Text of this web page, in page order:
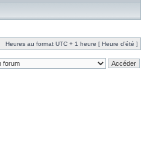
Heures au format UTC + 1 heure [ Heure d’été ]